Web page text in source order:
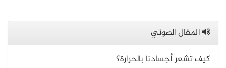
المقال الصوتي
كيف تشعر أجسادنا بالحرارة؟